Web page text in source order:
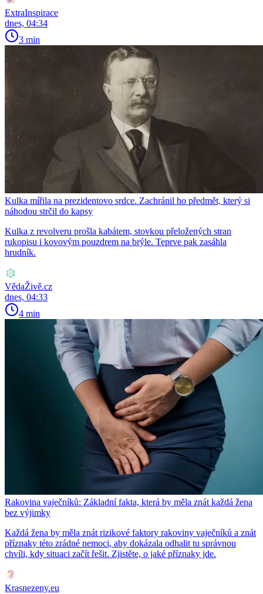
ExtraInspirace
dnes, 04:34
3 min
Kulka mířila na prezidentovo srdce. Zachránil ho předmět, který si
náhodou strčil do kapsy
Kulka z revolveru prošla kabátem, stovkou přeložených stran
rukopisu i kovovým pouzdrem na brýle. Teprve pak zasáhla
hrudník.
VědaŽivě.cz
dnes, 04:33
4 min
Rakovina vaječníků: Základní fakta, která by měla znát každá žena
bez výjimky
Každá žena by měla znát rizikové faktory rakoviny vaječníků a znát
příznaky této zrádné nemoci, aby dokázala odhalit tu správnou
chvíli, kdy situaci začít řešit. Zjistěte, o jaké příznaky jde.
Krasnezeny.eu